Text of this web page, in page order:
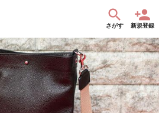
さがす 新規登録